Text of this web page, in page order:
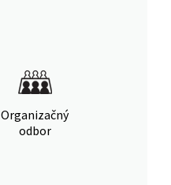
Organizačný
odbor